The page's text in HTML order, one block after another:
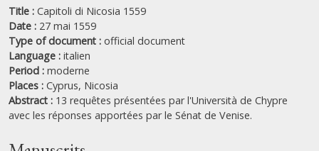
Title : Capitoli di Nicosia 1559
Date : 27 mai 1559
Type of document : official document
Language : italien
Period : moderne
Places : Cyprus, Nicosia
Abstract : 13 requêtes présentées par l'Università de Chypre
avec les réponses apportées par le Sénat de Venise.